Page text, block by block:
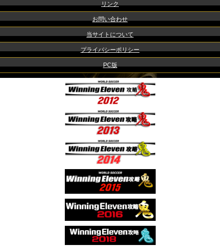
リンク
お問い合わせ
当サイトについて
プライバシーポリシー
PC版